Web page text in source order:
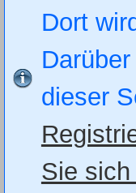
Dort
dieser
Sie